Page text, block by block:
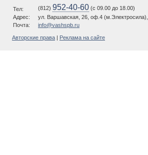
Тел: (812) 952-40-60 (c 09.00 до 18.00)
Адрес:
ул. Варшавская, 26, оф.4 (м.Электросила),
Почта:
info@vashspb.ru
Авторские права Реклама на сайте